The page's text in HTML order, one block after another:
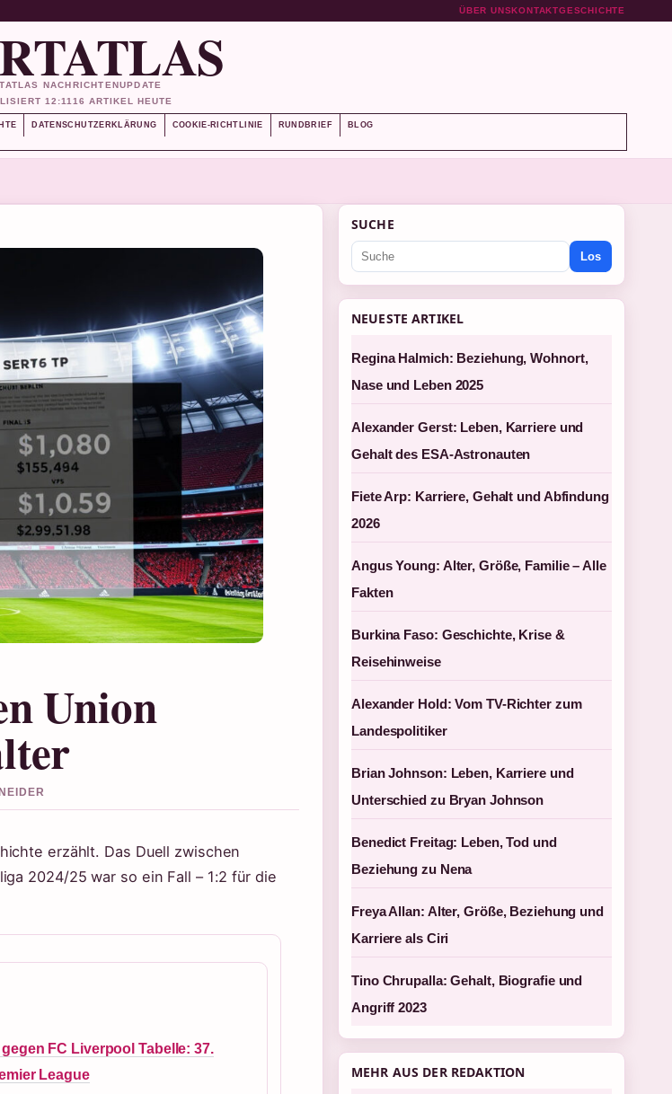
ÜBER UNSKONTAKTGESCHICHTE
NACHRICHTENUPDATE
12:11 16 ARTIKEL HEUTE
DATENSCHUTZERKLÄRUNG COOKIE-RICHTLINIE RUNDBRIEF BLOG
Union
erzählt. Das Duell zwischen
2024/25 war so ein Fall – 1:2 für die
gegen FC Liverpool Tabelle: 37.
League
SUCHE
Los
NEUESTE ARTIKEL
Regina Halmich: Beziehung, Wohnort,
Nase und Leben 2025
Alexander Gerst: Leben, Karriere und
Gehalt des ESA-Astronauten
Fiete Arp: Karriere, Gehalt und Abfindung
2026
Angus Young: Alter, Größe, Familie – Alle
Fakten
Burkina Faso: Geschichte, Krise &
Reisehinweise
Alexander Hold: Vom TV-Richter zum
Landespolitiker
Brian Johnson: Leben, Karriere und
Unterschied zu Bryan Johnson
Benedict Freitag: Leben, Tod und
Beziehung zu Nena
Freya Allan: Alter, Größe, Beziehung und
Karriere als Ciri
Tino Chrupalla: Gehalt, Biografie und
Angriff 2023
MEHR AUS DER REDAKTION